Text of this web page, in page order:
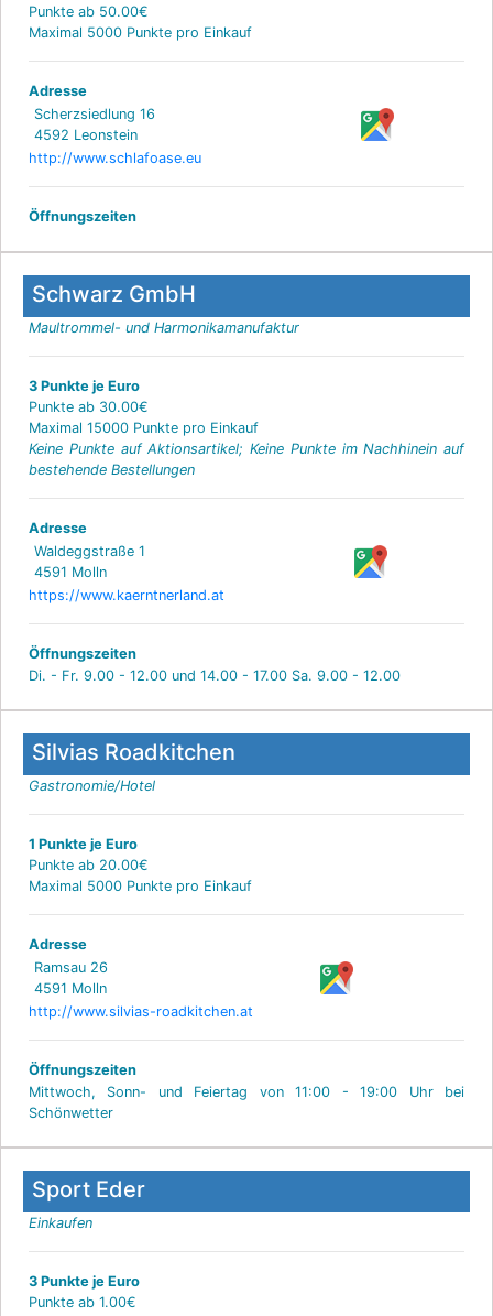
Punkte ab 50.00€
Maximal 5000 Punkte pro Einkauf
Adresse
Scherzsiedlung 16
4592 Leonstein
http://www.schlafoase.eu
Öffnungszeiten
Schwarz GmbH
Maultrommel- und Harmonikamanufaktur
3 Punkte je Euro
Punkte ab 30.00€
Maximal 15000 Punkte pro Einkauf
Keine Punkte auf Aktionsartikel; Keine Punkte im Nachhinein auf
bestehende Bestellungen
Adresse
Waldeggstraße 1
4591 Molln
https://www.kaerntnerland.at
Öffnungszeiten
Di. - Fr. 9.00 - 12.00 und 14.00 - 17.00 Sa. 9.00 - 12.00
Silvias Roadkitchen
Gastronomie/Hotel
1 Punkte je Euro
Punkte ab 20.00€
Maximal 5000 Punkte pro Einkauf
Adresse
Ramsau 26
4591 Molln
http://www.silvias-roadkitchen.at
Öffnungszeiten
Mittwoch, Sonn- und Feiertag von 11:00 - 19:00 Uhr bei
Schönwetter
Sport Eder
Einkaufen
3 Punkte je Euro
Punkte ab 1.00€